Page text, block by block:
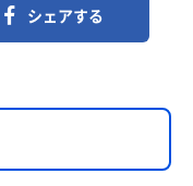
シェアする